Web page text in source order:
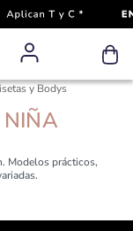
y Bodys
NIÑA
Modelos prácticos,